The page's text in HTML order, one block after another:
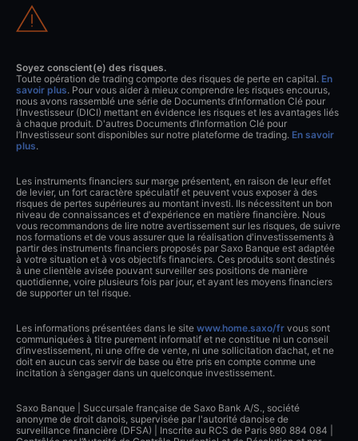
Soyez conscient(e) des risques.
Toute opération de trading comporte des risques de perte en capital. En
savoir plus. Pour vous aider à mieux comprendre les risques encourus,
nous avons rassemblé une série de Documents d’Information Clé pour
l’Investisseur (DICI) mettant en évidence les risques et les avantages liés
à chaque produit. D'autres Documents d’Information Clé pour
l’Investisseur sont disponibles sur notre plateforme de trading. En savoir
plus.
Les instruments financiers sur marge présentent, en raison de leur effet
de levier, un fort caractère spéculatif et peuvent vous exposer à des
risques de pertes supérieures au montant investi. Ils nécessitent un bon
niveau de connaissances et d'expérience en matière financière. Nous
vous recommandons de lire notre avertissement sur les risques, de suivre
nos formations et de vous assurer que la réalisation d'investissements à
partir des instruments financiers proposés par Saxo Banque est adaptée
à votre situation et à vos objectifs financiers. Ces produits sont destinés
à une clientèle avisée pouvant surveiller ses positions de manière
quotidienne, voire plusieurs fois par jour, et ayant les moyens financiers
de supporter un tel risque.
Les informations présentées dans le site www.home.saxo/fr vous sont
communiquées à titre purement informatif et ne constitue ni un conseil
d’investissement, ni une offre de vente, ni une sollicitation d’achat, et ne
doit en aucun cas servir de base ou être pris en compte comme une
incitation à s’engager dans un quelconque investissement.
Saxo Banque | Succursale française de Saxo Bank A/S., société
anonyme de droit danois, supervisée par l'autorité danoise de
surveillance financière (DFSA) | Inscrite au RCS de Paris 980 884 084 |